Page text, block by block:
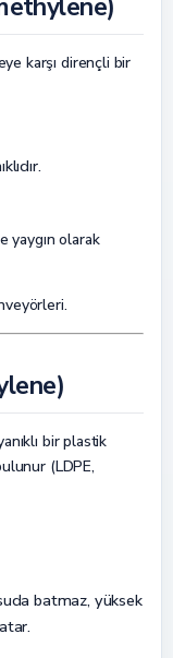
karşı dirençli bir
yaygın olarak
bir plastik
(LDPE,
batmaz, yüksek